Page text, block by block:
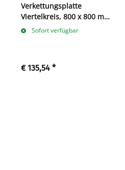
Verkettungsplatte
Viertelkreis, 800 x 800 mm,
nußbaum
Sofort verfügbar
€ 135,54 *